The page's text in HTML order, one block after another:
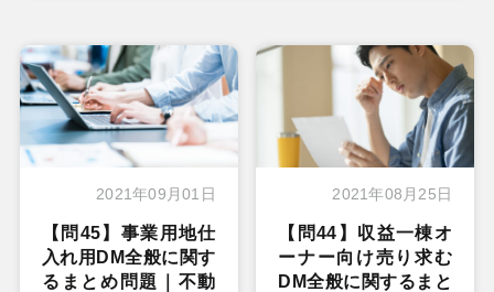
2021年09月01日
【問45】事業用地仕
入れ用DM全般に関す
るまとめ問題｜不動
2021年08月25日
【問44】収益一棟オ
ーナー向け売り求む
DM全般に関するまと